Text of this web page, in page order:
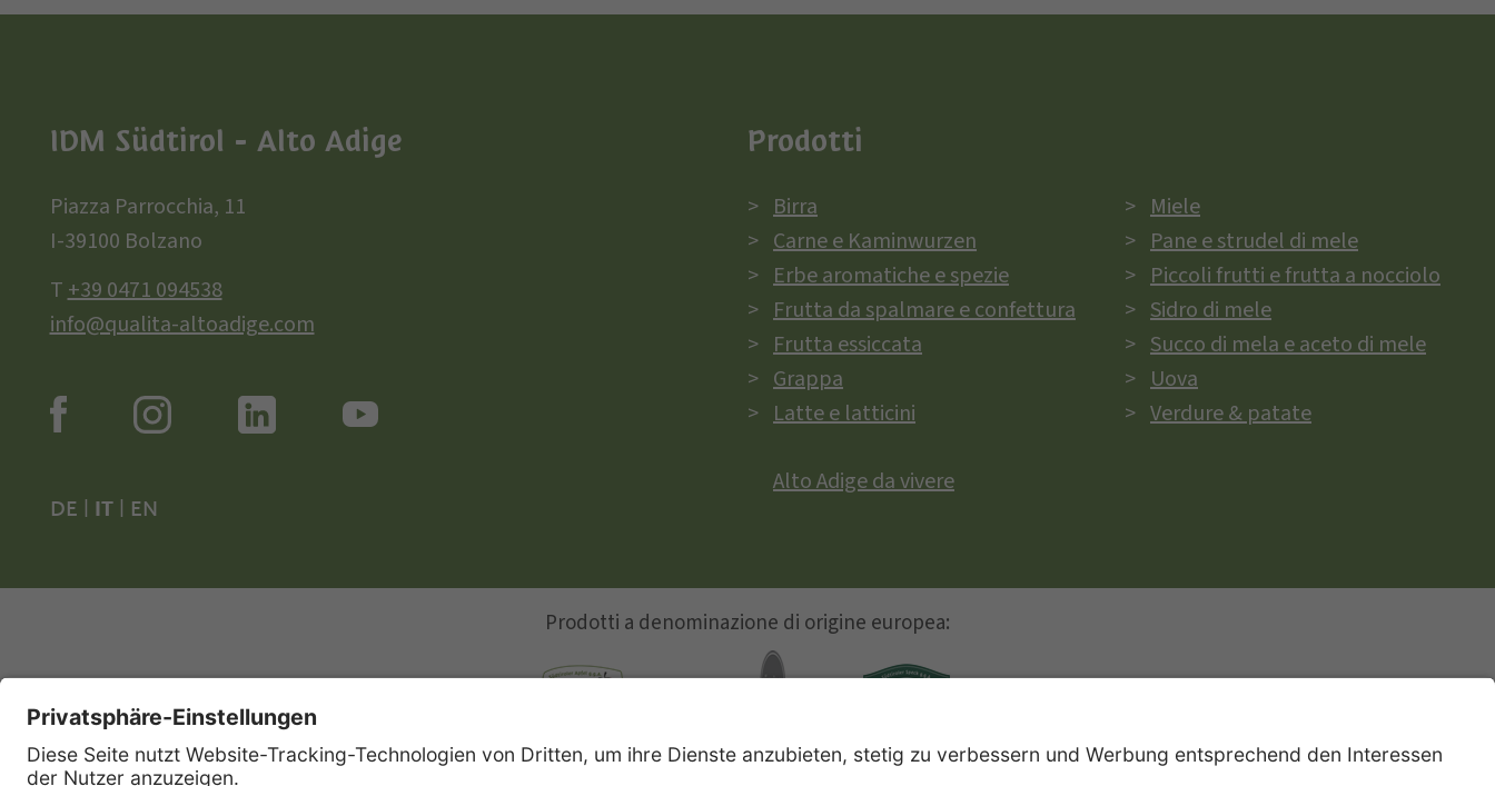
IDM Südtirol - Alto Adige
Piazza Parrocchia, 11
I-39100 Bolzano
T+39 0471 094538
info@qualita-altoadige.com
DE IT| EN
Prodotti
Birra
Carne e Kaminwurzen
Erbe aromatiche e spezie
Frutta da spalmare e confettura
Frutta essiccata
Grappa
Latte e latticini
Miele
Pane e strudel di mele
Piccoli frutti e frutta a nocciolo
Sidro di mele
Succo di mela e aceto di mele
Uova
Verdure & patate
Alto Adige da vivere
Prodotti a denominazione di origine europea:
Mela Alto Adige Vini Alto Adige Speck Alto Adige